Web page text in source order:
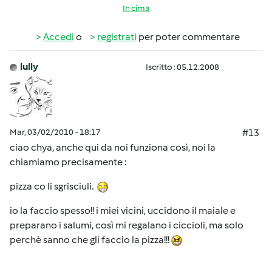
In cima
Accedi o registrati per poter commentare
lully Iscritto : 05.12.2008
Mar, 03/02/2010 - 18:17
#13
ciao chya, anche qui da noi funziona così, noi la
chiamiamo precisamente :
pizza co li sgrisciuli.
io la faccio spesso!! i miei vicini, uccidono il maiale e
preparano i salumi, così mi regalano i ciccioli, ma solo
perchè sanno che gli faccio la pizza!!!